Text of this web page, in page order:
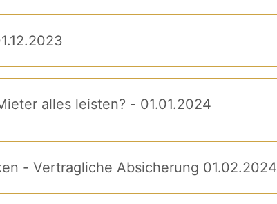
alles leisten? - 01.01.2024
- Vertragliche Absicherung 01.02.2024